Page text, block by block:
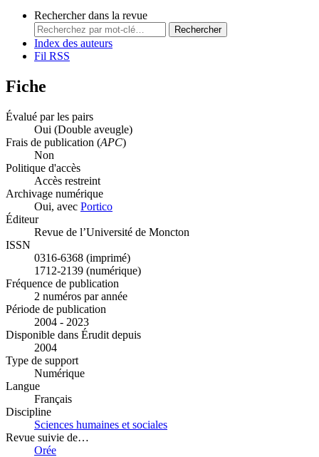
Rechercher dans la revue
Rechercher
Index des auteurs
Fil RSS
Fiche
Évalué par les pairs
Oui (Double aveugle)
Frais de publication (APC)
Non
Politique d'accès
Accès restreint
Archivage numérique
Oui, avec Portico
Éditeur
Revue de l’Université de Moncton
ISSN
0316-6368 (imprimé)
1712-2139 (numérique)
Fréquence de publication
2 numéros par année
Période de publication
2004 - 2023
Disponible dans Érudit depuis
2004
Type de support
Numérique
Langue
Français
Discipline
Sciences humaines et sociales
Revue suivie de…
Orée